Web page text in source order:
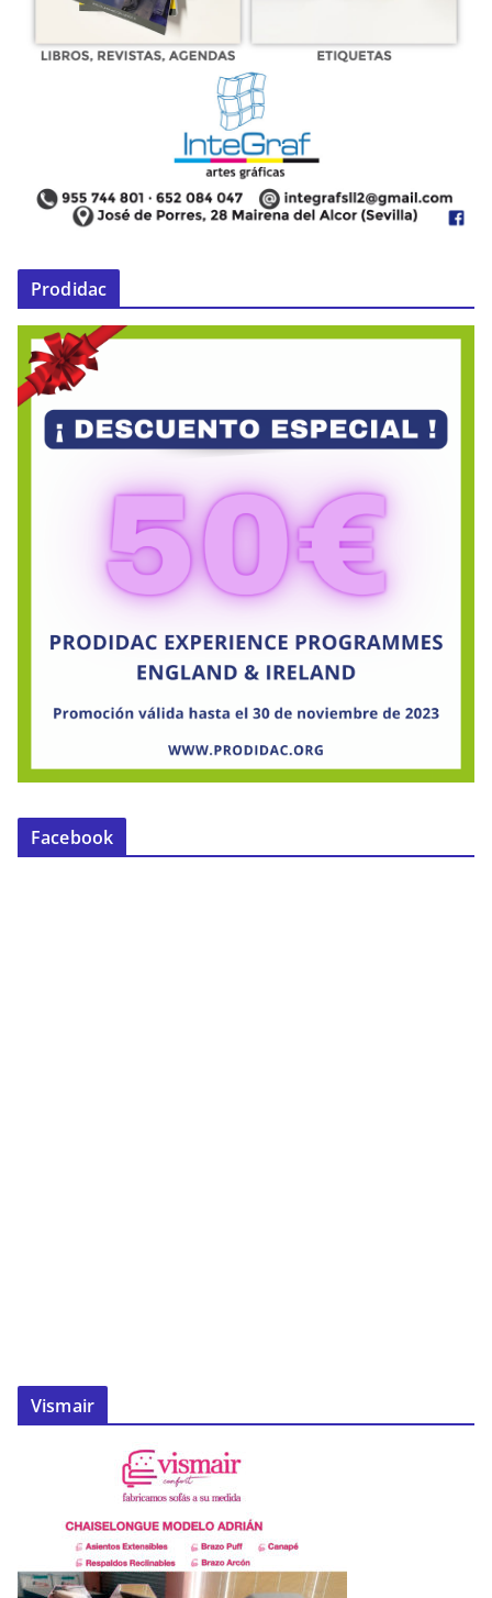
Prodidac
Facebook
Vismair